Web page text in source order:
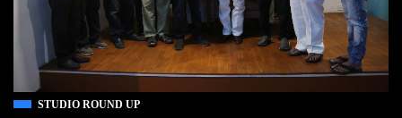
STUDIO ROUND UP